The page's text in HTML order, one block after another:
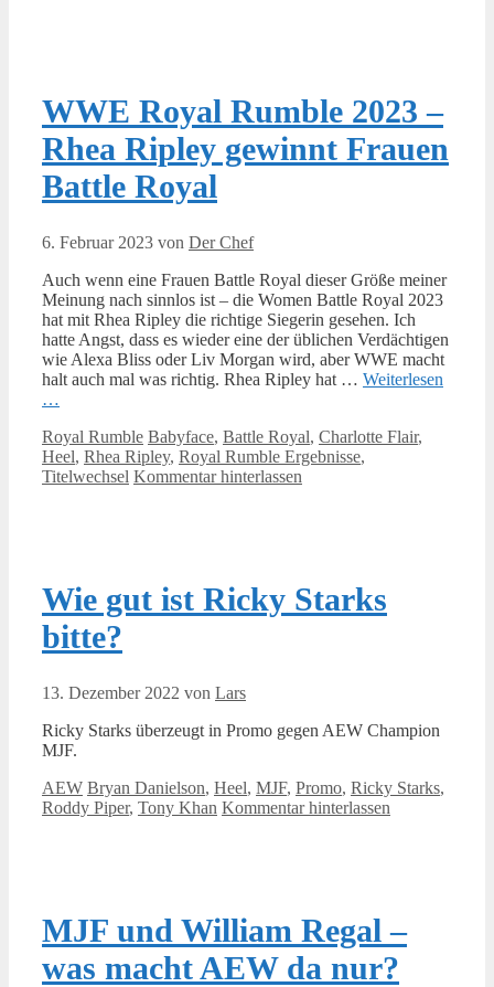
WWE Royal Rumble 2023 –
Rhea Ripley gewinnt Frauen
Battle Royal
6. Februar 2023 von Der Chef
Auch wenn eine Frauen Battle Royal dieser Größe meiner
Meinung nach sinnlos ist – die Women Battle Royal 2023
hat mit Rhea Ripley die richtige Siegerin gesehen. Ich
hatte Angst, dass es wieder eine der üblichen Verdächtigen
wie Alexa Bliss oder Liv Morgan wird, aber WWE macht
halt auch mal was richtig. Rhea Ripley hat … Weiterlesen
…
Kategorien
Royal Rumble Schlagwörter
Babyface, Battle Royal, Charlotte Flair,
Heel, Rhea Ripley, Royal Rumble Ergebnisse,
Titelwechsel Kommentar hinterlassen
Wie gut ist Ricky Starks
bitte?
13. Dezember 2022 von Lars
Ricky Starks überzeugt in Promo gegen AEW Champion
MJF.
Kategorien
AEW Schlagwörter
Bryan Danielson, Heel, MJF, Promo, Ricky Starks,
Roddy Piper, Tony Khan Kommentar hinterlassen
MJF und William Regal –
was macht AEW da nur?